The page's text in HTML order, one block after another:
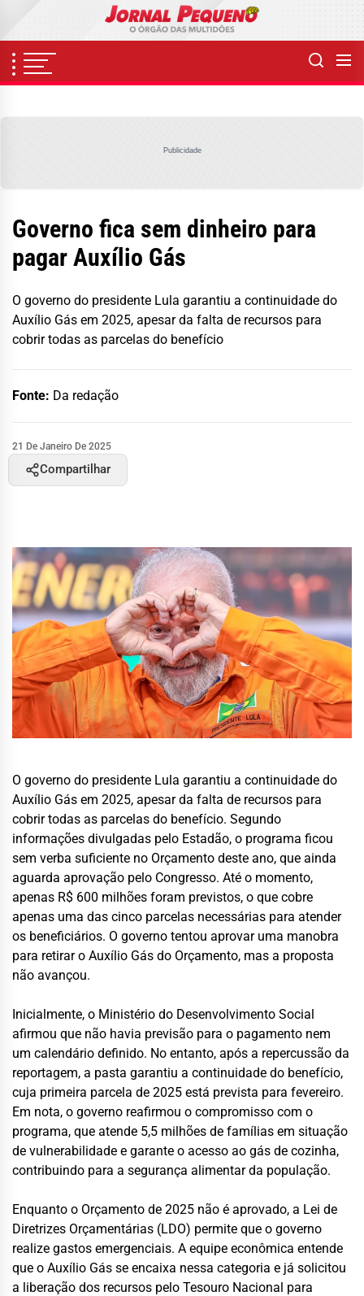
content
Publicidade
Governo fica sem dinheiro para
pagar Auxílio Gás
O governo do presidente Lula garantiu a continuidade do
Auxílio Gás em 2025, apesar da falta de recursos para
cobrir todas as parcelas do benefício
Fonte: Da redação
21 De Janeiro De 2025
Compartilhar
O governo do presidente Lula garantiu a continuidade do
Auxílio Gás em 2025, apesar da falta de recursos para
cobrir todas as parcelas do benefício. Segundo
informações divulgadas pelo Estadão, o programa ficou
sem verba suficiente no Orçamento deste ano, que ainda
aguarda aprovação pelo Congresso. Até o momento,
apenas R$ 600 milhões foram previstos, o que cobre
apenas uma das cinco parcelas necessárias para atender
os beneficiários. O governo tentou aprovar uma manobra
para retirar o Auxílio Gás do Orçamento, mas a proposta
não avançou.
Inicialmente, o Ministério do Desenvolvimento Social
afirmou que não havia previsão para o pagamento nem
um calendário definido. No entanto, após a repercussão da
reportagem, a pasta garantiu a continuidade do benefício,
cuja primeira parcela de 2025 está prevista para fevereiro.
Em nota, o governo reafirmou o compromisso com o
programa, que atende 5,5 milhões de famílias em situação
de vulnerabilidade e garante o acesso ao gás de cozinha,
contribuindo para a segurança alimentar da população.
Enquanto o Orçamento de 2025 não é aprovado, a Lei de
Diretrizes Orçamentárias (LDO) permite que o governo
realize gastos emergenciais. A equipe econômica entende
que o Auxílio Gás se encaixa nessa categoria e já solicitou
a liberação dos recursos pelo Tesouro Nacional para